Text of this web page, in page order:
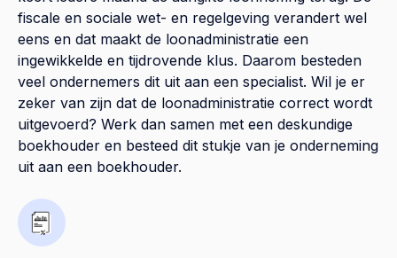
fiscale en sociale wet- en regelgeving verandert wel
eens en dat maakt de loonadministratie een
ingewikkelde en tijdrovende klus. Daarom besteden
veel ondernemers dit uit aan een specialist. Wil je er
zeker van zijn dat de loonadministratie correct wordt
uitgevoerd? Werk dan samen met een deskundige
boekhouder en besteed dit stukje van je onderneming
uit aan een boekhouder.